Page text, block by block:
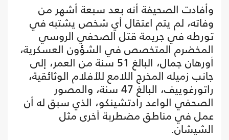
وأفادت الصحيفة أنه بعد سبعة أشهر من
وفاته، لم يتم اعتقال أي شخص يشتبه في
تورطه في جريمة قتل الصحفي الروسي
المخضرم المتخصص في الشؤون العسكرية،
أورهان جمال، البالغ 51 سنة من العمر، إلى
جانب زميله المخرج اللامع للأفلام الوثائقية،
راتورغوييف، البالغ 47 سنة، والمصور
الصحفي الواعد رادتشينكو، الذي سبق له أن
عمل في مناطق مضطربة أخرى مثل
الشيشان.